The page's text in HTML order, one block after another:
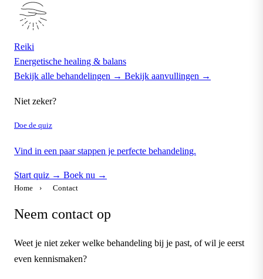
Reiki
Energetische healing & balans
Bekijk alle behandelingen → Bekijk aanvullingen →
Niet zeker?
Doe de quiz
Vind in een paar stappen je perfecte behandeling.
Start quiz → Boek nu →
Home › Contact
Neem contact op
Weet je niet zeker welke behandeling bij je past, of wil je eerst
even kennismaken?